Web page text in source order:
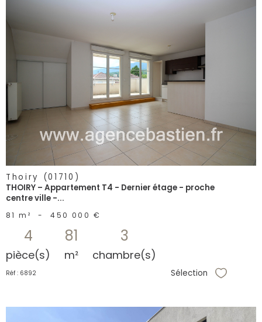
voir le
bien
Thoiry (01710)
THOIRY – Appartement T4 - Dernier étage - proche
centre ville -...
81 m² - 450 000 €
4
pièce(s)
81
m²
3
chambre(s)
Réf : 6892 Sélection